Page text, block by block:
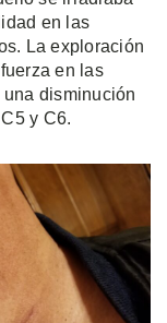
en las
La exploración
en las
disminución
y C6.